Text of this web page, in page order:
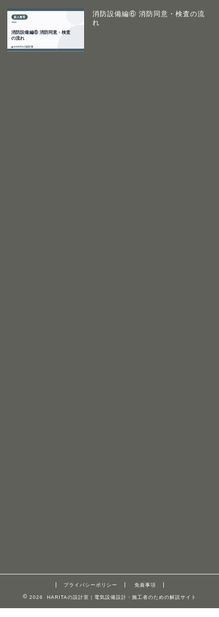
消防設備編⑥ 消防同意・検査の流
れ
プライバシーポリシー 免責事項
2026 HARITAの設計室｜電気設備設計・施工者のための解説サイト